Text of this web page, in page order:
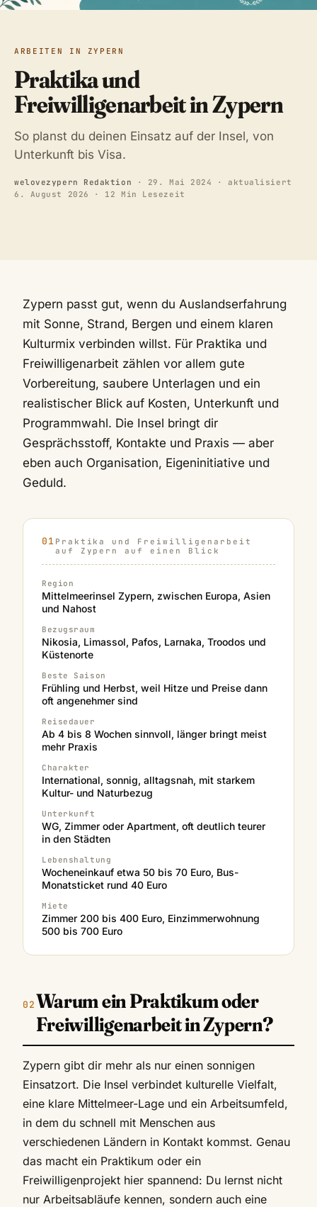
ARBEITEN IN ZYPERN
Praktika und
Freiwilligenarbeit in Zypern
So planst du deinen Einsatz auf der Insel, von
Unterkunft bis Visa.
welovezypern Redaktion · 29. Mai 2024 · aktualisiert
6. August 2026
· 12 Min Lesezeit
Zypern passt gut, wenn du Auslandserfahrung
mit Sonne, Strand, Bergen und einem klaren
Kulturmix verbinden willst. Für Praktika und
Freiwilligenarbeit zählen vor allem gute
Vorbereitung, saubere Unterlagen und ein
realistischer Blick auf Kosten, Unterkunft und
Programmwahl. Die Insel bringt dir
Gesprächsstoff, Kontakte und Praxis — aber
eben auch Organisation, Eigeninitiative und
Geduld.
Praktika und Freiwilligenarbeit
auf Zypern auf einen Blick
Region
Mittelmeerinsel Zypern, zwischen Europa, Asien
und Nahost
Bezugsraum
Nikosia, Limassol, Pafos, Larnaka, Troodos und
Küstenorte
Beste Saison
Frühling und Herbst, weil Hitze und Preise dann
oft angenehmer sind
Reisedauer
Ab 4 bis 8 Wochen sinnvoll, länger bringt meist
mehr Praxis
Charakter
International, sonnig, alltagsnah, mit starkem
Kultur- und Naturbezug
Unterkunft
WG, Zimmer oder Apartment, oft deutlich teurer
in den Städten
Lebenshaltung
Wocheneinkauf etwa 50 bis 70 Euro, Bus-
Monatsticket rund 40 Euro
Miete
Zimmer 200 bis 400 Euro, Einzimmerwohnung
500 bis 700 Euro
Warum ein Praktikum oder
Freiwilligenarbeit in Zypern?
Zypern gibt dir mehr als nur einen sonnigen
Einsatzort. Die Insel verbindet kulturelle Vielfalt,
eine klare Mittelmeer-Lage und ein Arbeitsumfeld,
in dem du schnell mit Menschen aus
verschiedenen Ländern in Kontakt kommst. Genau
das macht ein Praktikum oder ein
Freiwilligenprojekt hier spannend: Du lernst nicht
nur Arbeitsabläufe kennen, sondern auch eine